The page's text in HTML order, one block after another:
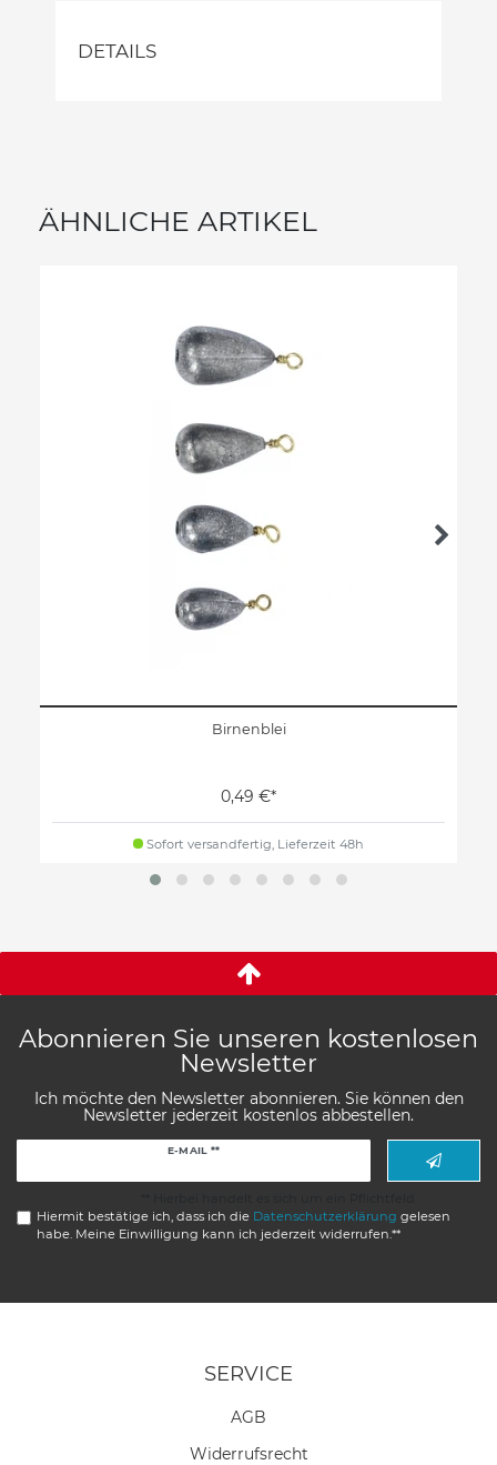
DETAILS
ÄHNLICHE ARTIKEL
Birnenblei
0,49 €*
Sofort versandfertig, Lieferzeit 48h
Abonnieren Sie unseren kostenlosen
Newsletter
Ich möchte den Newsletter abonnieren. Sie können den
Newsletter jederzeit kostenlos abbestellen.
E-MAIL **
Hiermit bestätige ich, dass ich die Daten­schutz­erklärung gelesen
habe. Meine Einwilligung kann ich jederzeit widerrufen.**
SERVICE
AGB
Widerrufs­recht